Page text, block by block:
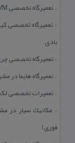
:: تعمیرگاه تخصصی SWM در مشهد | تعمیر موتور، گیربكس و عیب‌یابی برق
:: تعمیرگاه تخصصی
بادی
:: تعمیرگاه تخصصی چری در مشهد | ۱۰
:: تعمیرگاه هایما
:: تعمیرات تخصصی
:: مكانیك سیار در
فوری)